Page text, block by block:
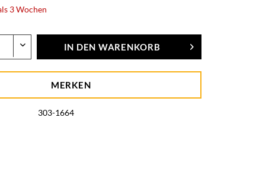
3 Wochen
IN DEN WARENKORB
MERKEN
303-1664